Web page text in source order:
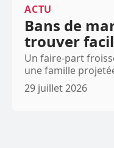
ACTU
Bans de
trouver
Un faire-part
une famille
29 juillet 2026